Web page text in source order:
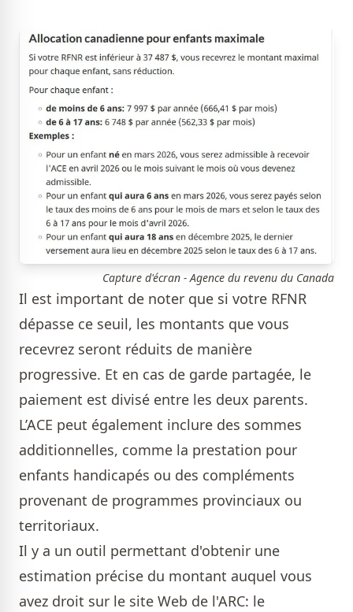
Capture d'écran - Agence du revenu du Canada
Il est important de noter que si votre RFNR
dépasse ce seuil, les montants que vous
recevrez seront réduits de manière
progressive. Et en cas de garde partagée, le
paiement est divisé entre les deux parents.
L’ACE peut également inclure des sommes
additionnelles, comme la prestation pour
enfants handicapés ou des compléments
provenant de programmes provinciaux ou
territoriaux.
Il y a un outil permettant d'obtenir une
estimation précise du montant auquel vous
avez droit sur le site Web de l'ARC: le